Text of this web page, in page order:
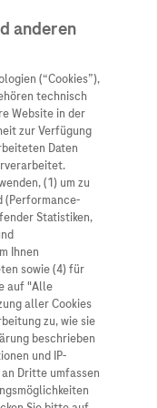
Wer wir sind
Was uns antreibt
Unsere Standorte
Roche Stories
Events
Forschung
Personalisierte
Digitalisierung
Blog Zukunftslabor
Unser Service für
Informationen zu
Diagnostik ist
Klinische Studien
Arzneimittel A-Z
Roche Pipeline
Roche Fachportal
Kategorien
anderen
(“Cookies”),
technisch
Website in der
zur Verfügung
Daten
(1) um zu
(Performance-
Statistiken,
Ihnen
sowie (4) für
auf "Alle
aller Cookies
zu, wie sie
beschrieben
und IP-
Dritte umfassen